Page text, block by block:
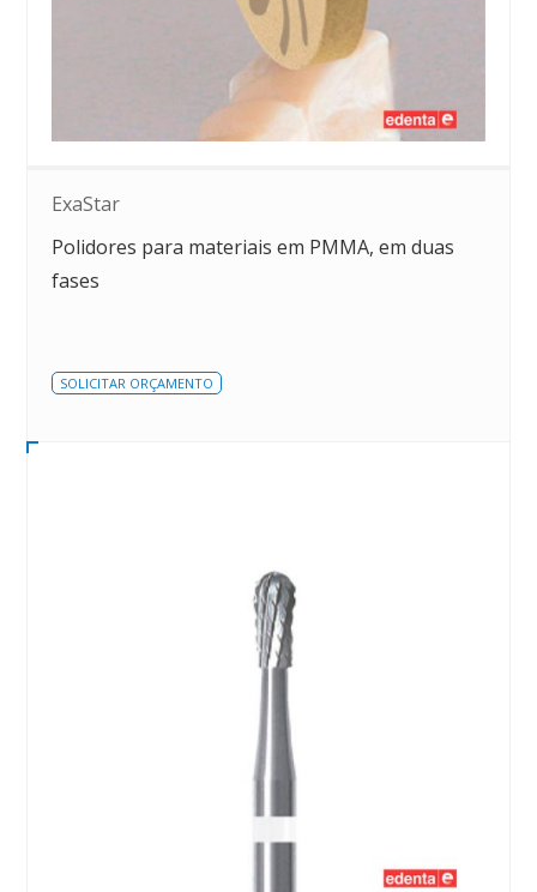
ExaStar
Polidores para materiais em PMMA, em duas
fases
SOLICITAR ORÇAMENTO